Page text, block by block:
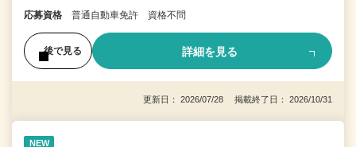
応募資格 普通自動車免許 資格不問
後で見る 詳細を見る
更新日： 2026/07/28 掲載終了日： 2026/10/31
NEW